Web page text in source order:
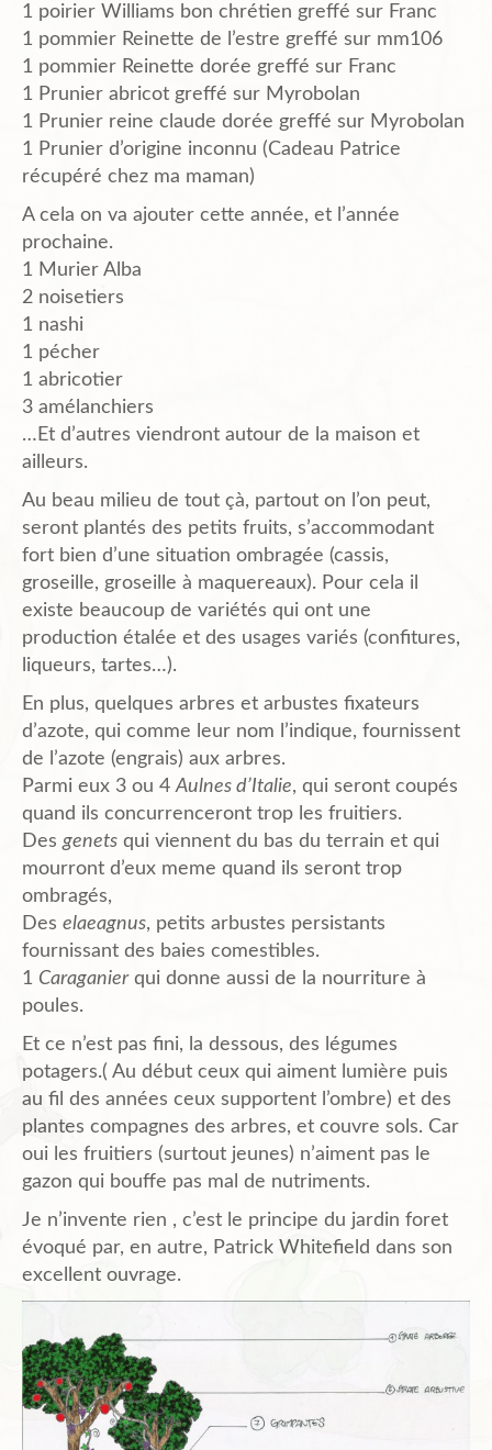
1 poirier Williams bon chrétien greffé sur Franc
1 pommier Reinette de l’estre greffé sur mm106
1 pommier Reinette dorée greffé sur Franc
1 Prunier abricot greffé sur Myrobolan
1 Prunier reine claude dorée greffé sur Myrobolan
1 Prunier d’origine inconnu (Cadeau Patrice
récupéré chez ma maman)
A cela on va ajouter cette année, et l’année
prochaine.
1 Murier Alba
2 noisetiers
1 nashi
1 pécher
1 abricotier
3 amélanchiers
…Et d’autres viendront autour de la maison et
ailleurs.
Au beau milieu de tout çà, partout on l’on peut,
seront plantés des petits fruits, s’accommodant
fort bien d’une situation ombragée (cassis,
groseille, groseille à maquereaux). Pour cela il
existe beaucoup de variétés qui ont une
production étalée et des usages variés (confitures,
liqueurs, tartes…).
En plus, quelques arbres et arbustes fixateurs
d’azote, qui comme leur nom l’indique, fournissent
de l’azote (engrais) aux arbres.
Parmi eux 3 ou 4Aulnes d’Italie, qui seront coupés
quand ils concurrenceront trop les fruitiers.
Des genets qui viennent du bas du terrain et qui
mourront d’eux meme quand ils seront trop
ombragés,
Des elaeagnus, petits arbustes persistants
fournissant des baies comestibles.
1 Caraganierqui donne aussi de la nourriture à
poules.
Et ce n’est pas fini, la dessous, des légumes
potagers.( Au début ceux qui aiment lumière puis
au fil des années ceux supportent l’ombre) et des
plantes compagnes des arbres, et couvre sols. Car
oui les fruitiers (surtout jeunes) n’aiment pas le
gazon qui bouffe pas mal de nutriments.
Je n’invente rien , c’est le principe du jardin foret
évoqué par, en autre, Patrick Whitefield dans son
excellent ouvrage.